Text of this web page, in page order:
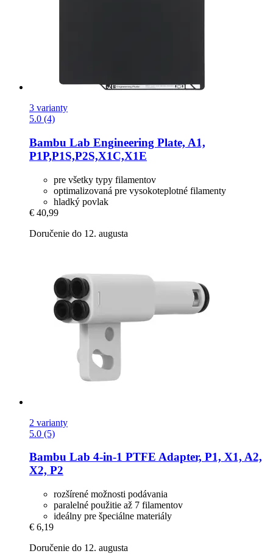
3 varianty
5.0 (4)
Bambu Lab Engineering Plate, A1,
P1P,P1S,P2S,X1C,X1E
pre všetky typy filamentov
optimalizovaná pre vysokoteplotné filamenty
hladký povlak
€ 40,99
Doručenie do 12. augusta
2 varianty
5.0 (5)
Bambu Lab 4-​in-​1 PTFE Adapter, P1, X1, A2,
X2, P2
rozšírené možnosti podávania
paralelné použitie až 7 filamentov
ideálny pre špeciálne materiály
€ 6,19
Doručenie do 12. augusta